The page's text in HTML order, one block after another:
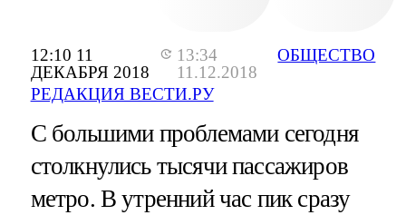
12:10 11
ДЕКАБРЯ 2018
13:34
11.12.2018
РЕДАКЦИЯ ВЕСТИ.РУ
ОБЩЕСТВО
С большими проблемами сегодня
столкнулись тысячи пассажиров
метро. В утренний час пик сразу